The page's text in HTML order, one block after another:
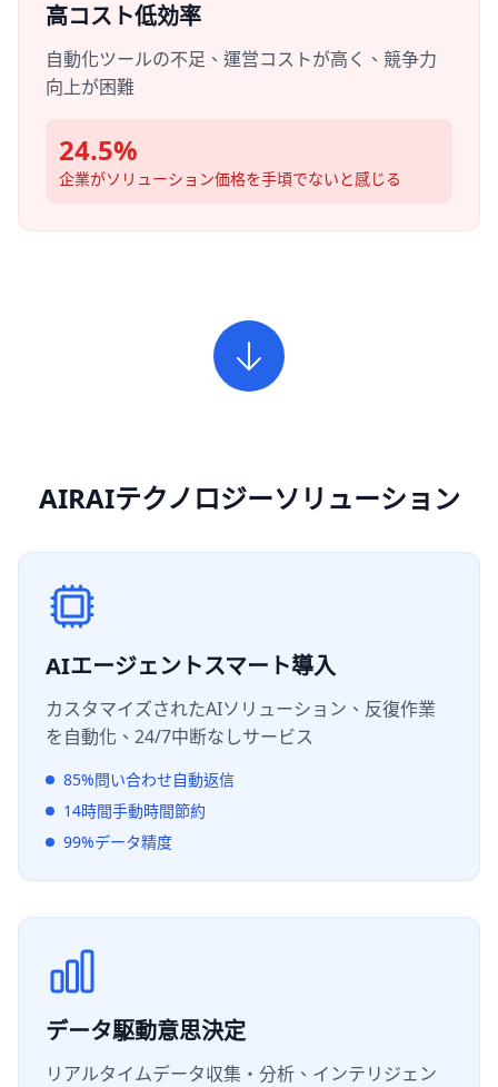
高コスト低効率
自動化ツールの不足、運営コストが高く、競争力
向上が困難
24.5%
企業がソリューション価格を手頃でないと感じる
AIRAIテクノロジーソリューション
AIエージェントスマート導入
カスタマイズされたAIソリューション、反復作業
を自動化、24/7中断なしサービス
85%問い合わせ自動返信
14時間手動時間節約
99%データ精度
データ駆動意思決定
リアルタイムデータ収集・分析、インテリジェン